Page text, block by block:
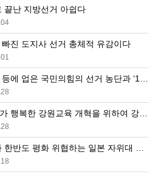
끝난 지방선거 아쉽다
진 도지사 선거 총체적 유감이다
농단과 ‘1심 유죄’ 신경호 교육감후보의 몰염치함을 강력히 규탄한다!
원교육 개혁을 위하여 강삼영 후보를 지지합니다!!
본 자위대 진출 시도, 강원 노동자의 이름으로 단호히 거부한다!